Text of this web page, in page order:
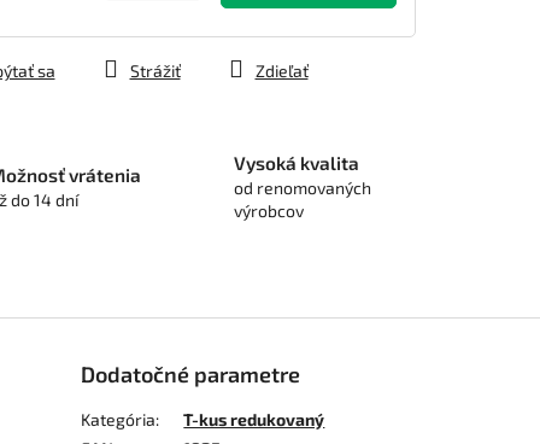
sa Strážiť Zdieľať
vrátenia
do 14 dní
Vysoká kvalita
od renomovaných
výrobcov
Dodatočné parametre
Kategória:
T-kus redukovaný